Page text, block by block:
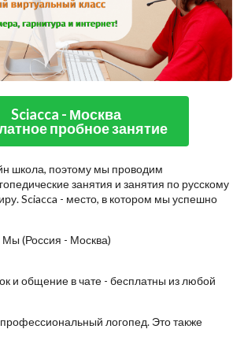
Sciacca - Москва
пробное занятие
школа, поэтому мы проводим
занятия и занятия по русскому
Sciacca - место, в котором мы успешно
Мы (Россия - Москва)
и общение в чате - бесплатны из любой
профессиональный логопед. Это также